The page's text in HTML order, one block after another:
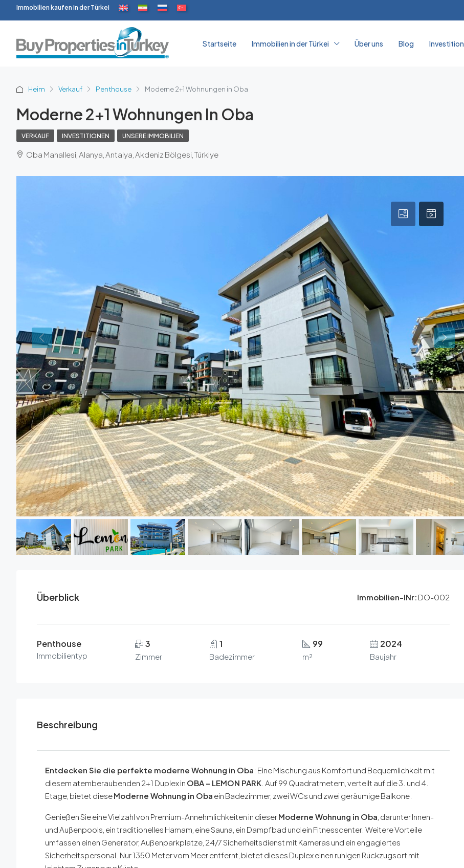
Immobilien kaufen in der Türkei
Startseite Immobilien in der Türkei Über uns Blog Investition
Heim Verkauf Penthouse Moderne 2+1 Wohnungen in Oba
Moderne 2+1 Wohnungen In Oba
VERKAUF INVESTITIONEN UNSERE IMMOBILIEN
Oba Mahallesi, Alanya, Antalya, Akdeniz Bölgesi, Türkiye
Überblick Immobilien-INr: DO-002
Penthouse
Immobilientyp
3
Zimmer
1
Badezimmer
99
m²
2024
Baujahr
Beschreibung
Entdecken Sie die perfekte moderne Wohnung in Oba: Eine Mischung aus Komfort und Bequemlichkeit mit
diesem atemberaubenden 2+1 Duplex in OBA – LEMON PARK . Auf 99 Quadratmetern, verteilt auf die 3. und 4.
Etage, bietet dieseModerne Wohnung in Oba ein Badezimmer, zwei WCs und zwei geräumige Balkone.
Genießen Sie eine Vielzahl von Premium-Annehmlichkeiten in dieserModerne Wohnung in Oba , darunter Innen-
und Außenpools, ein traditionelles Hamam, eine Sauna, ein Dampfbad und ein Fitnesscenter. Weitere Vorteile
umfassen einen Generator, Außenparkplätze, 24/7 Sicherheitsdienst mit Kameras und ein engagiertes
Sicherheitspersonal. Nur 1350 Meter vom Meer entfernt, bietet dieses Duplex einen ruhigen Rückzugsort mit